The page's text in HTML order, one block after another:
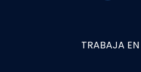
TRABAJA